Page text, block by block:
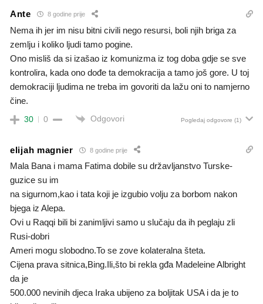
Ante 8 godine prije
Nema ih jer im nisu bitni civili nego resursi, boli njih briga za
zemlju i koliko ljudi tamo pogine.
Ono misliš da si izašao iz komunizma iz tog doba gdje se sve
kontrolira, kada ono dođe ta demokracija a tamo još gore. U toj
demokraciji ljudima ne treba im govoriti da lažu oni to namjerno
čine.
30 0 Odgovori Pogledaj odgovore (1)
elijah magnier 8 godine prije
Mala Bana i mama Fatima dobile su državljanstvo Turske-
guzice su im
na sigurnom,kao i tata koji je izgubio volju za borbom nakon
bjega iz Alepa.
Ovi u Raqqi bili bi zanimljivi samo u slučaju da ih peglaju zli
Rusi-dobri
Ameri mogu slobodno.To se zove kolateralna šteta.
Cijena prava sitnica,Bing.Ili,što bi rekla gđa Madeleine Albright
da je
500.000 nevinih djeca Iraka ubijeno za boljitak USA i da je to